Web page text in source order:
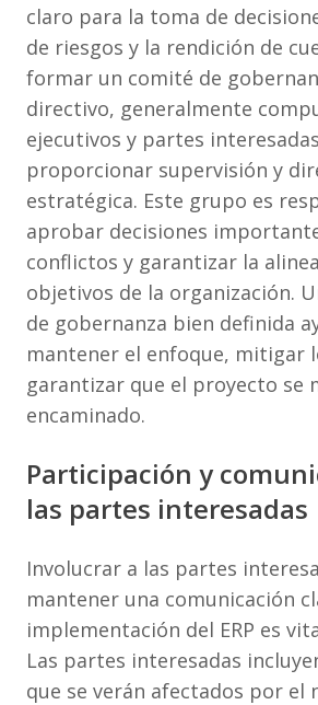
claro para la toma de
de riesgos y la rendición de
formar un comité de
directivo, generalmente
ejecutivos y partes
proporcionar supervisión y
estratégica. Este grupo es
aprobar decisiones
conflictos y garantizar la
objetivos de la organización.
de gobernanza bien definida
mantener el enfoque, mitigar
garantizar que el proyecto se
encaminado.
Participación y
las partes interesadas
Involucrar a las partes
mantener una comunicación
implementación del ERP es
Las partes interesadas
que se verán afectados por el